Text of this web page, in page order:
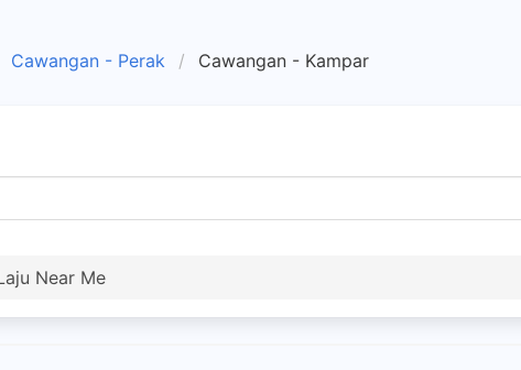
Cawangan - Perak Cawangan - Kampar
Near Me